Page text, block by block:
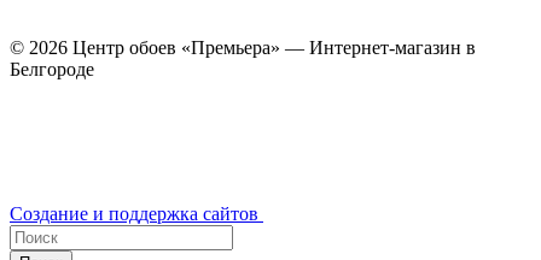
© 2026 Центр обоев «Премьера» — Интернет-магазин в
Белгороде
Создание и поддержка сайтов